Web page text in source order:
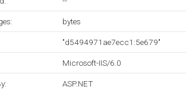
bytes
"d5494971ae7ecc1:5e679"
Microsoft-IIS/6.0
ASP.NET